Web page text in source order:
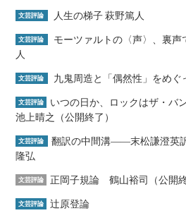
文芸評論 人生の梯子 萩野篤人
文芸評論
モーツァルトの〈声〉、裏
人
文芸評論 九鬼周造と「偶然性」をめぐ
文芸評論
いつの日か、ロックはザ・バ
池上晴之（公開終了）
文芸評論
翻訳の中間溝――末松謙澄英
隆弘
文芸評論 正岡子規論 鶴山裕司（公開終
文芸評論 辻原登論